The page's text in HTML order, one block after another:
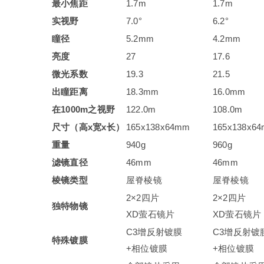
最小焦距
1.7m
1.7m
实视野
7.0°
6.2°
瞳径
5.2mm
4.2mm
亮度
27
17.6
微光系数
19.3
21.5
出瞳距离
18.3mm
16.0mm
在1000m之视野
122.0m
108.0m
尺寸（高x宽x长）
165x138x64mm
重量
940g
960g
滤镜直径
46mm
46mm
棱镜类型
屋脊棱镜 屋脊棱镜
独特物镜
2×2四片
XD萤石镜片
2×2四片
XD萤石镜片
特殊镀膜
C3增反射镀膜
+相位镀膜
C3增反射镀
+相位镀膜